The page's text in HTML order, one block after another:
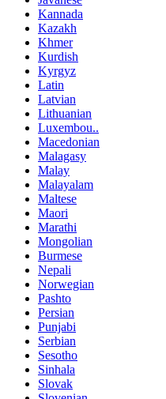
Kannada
Kazakh
Khmer
Kurdish
Kyrgyz
Latin
Latvian
Lithuanian
Luxembou..
Macedonian
Malagasy
Malay
Malayalam
Maltese
Maori
Marathi
Mongolian
Burmese
Nepali
Norwegian
Pashto
Persian
Punjabi
Serbian
Sesotho
Sinhala
Slovak